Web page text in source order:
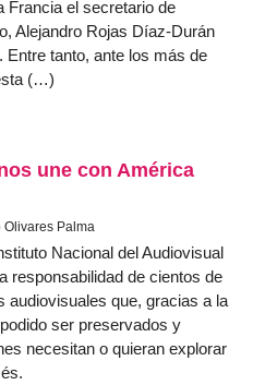
Francia el secretario de
Alejandro Rojas Díaz-Durán
Entre tanto, ante los más de
(…)
une con América
Palma
Nacional del Audiovisual
responsabilidad de cientos de
audiovisuales que, gracias a la
ser preservados y
necesitan o quieran explorar